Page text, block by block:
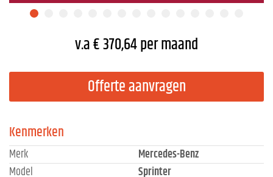
v.a € 370,64 per maand
Offerte aanvragen
Kenmerken
Merk
Mercedes-Benz
Model
Sprinter